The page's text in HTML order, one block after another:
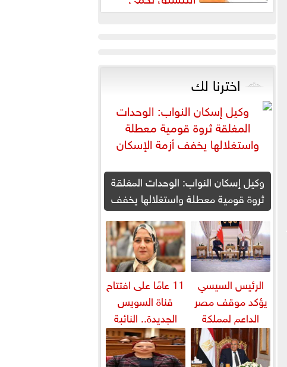
الطلاب من النصب الأكاديمي
اخترنا لك
وكيل إسكان النواب: الوحدات المغلقة
ثروة قومية معطلة واستغلالها يخفف
أزمة الإسكان
الرئيس السيسي
يؤكد موقف مصر
الداعم لمملكة
البحرين لحماية أمنها
واستقرارها
11 عامًا على افتتاح
قناة السويس
الجديدة.. النائبة
مروة قنصوة: رؤية
الدولة...